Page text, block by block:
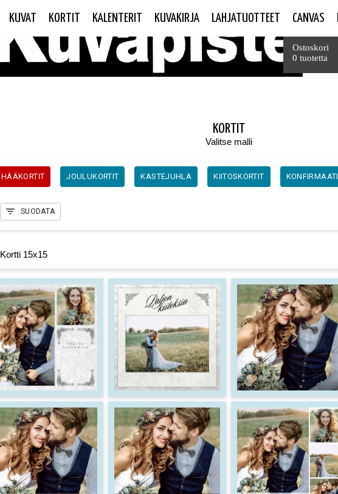
KUVAT KORTIT KALENTERIT KUVAKIRJA LAHJATUOTTEET CANVAS
Yhteensä
Ostoskori
0 tuotetta
KORTIT
Valitse malli
HÄÄKORTIT JOULUKORTIT KASTEJUHLA KIITOSKORTIT
SUODATA
Kortti 15x15